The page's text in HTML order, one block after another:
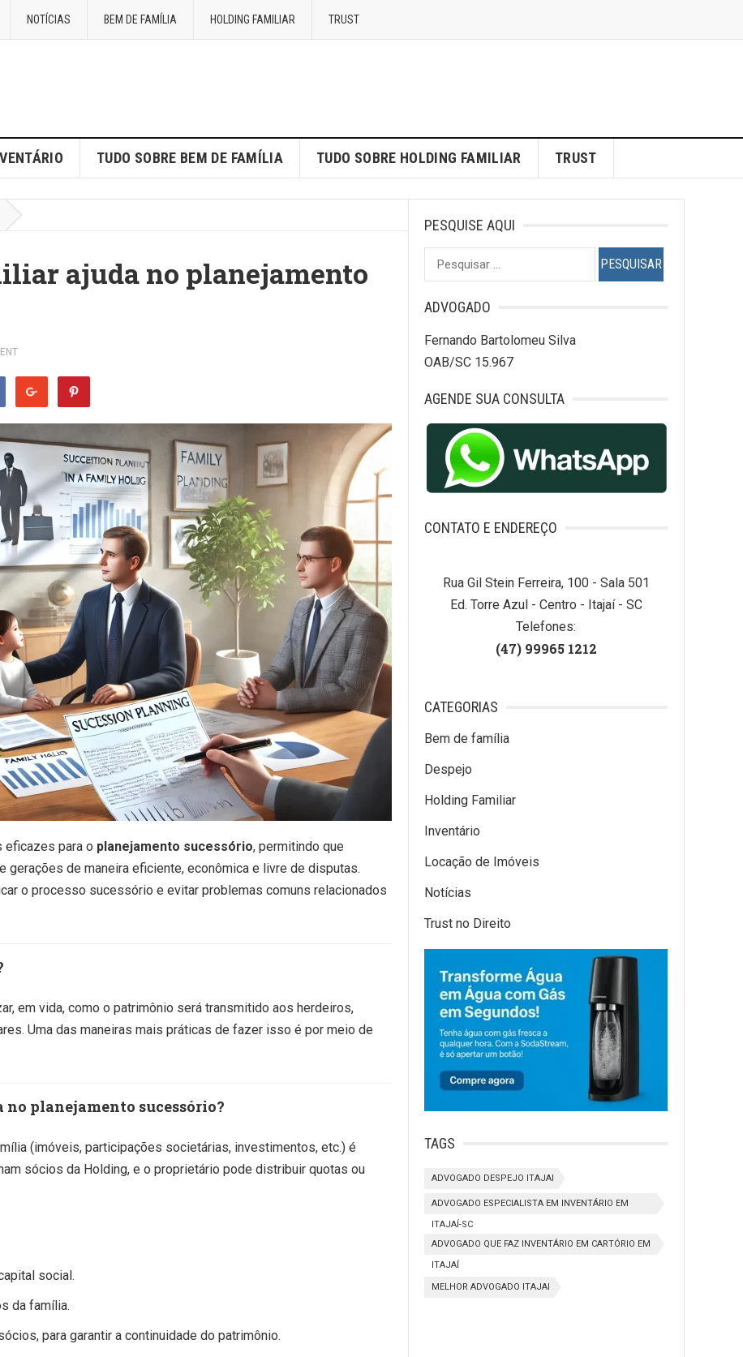
NOTÍCIAS BEM DE FAMÍLIA HOLDING FAMILIAR TRUST
TUDO SOBRE BEM DE FAMÍLIA TUDO SOBRE HOLDING FAMILIAR TRUST
ajuda no planejamento
eficazes para o planejamento sucessório, permitindo que
de maneira eficiente, econômica e livre de disputas.
o processo sucessório e evitar problemas comuns relacionados
em vida, como o patrimônio será transmitido aos herdeiros,
Uma das maneiras mais práticas de fazer isso é por meio de
planejamento sucessório?
(imóveis, participações societárias, investimentos, etc.) é
sócios da Holding, e o proprietário pode distribuir quotas ou
social.
da família.
para garantir a continuidade do patrimônio.
PESQUISE AQUI
Pesquisar
por:
ADVOGADO
Fernando Bartolomeu Silva
OAB/SC 15.967
AGENDE SUA CONSULTA
CONTATO E ENDEREÇO
Rua Gil Stein Ferreira, 100 - Sala 501
Ed. Torre Azul - Centro - Itajaí - SC
Telefones:
(47) 99965 1212
CATEGORIAS
Bem de família
Despejo
Holding Familiar
Inventário
Locação de Imóveis
Notícias
Trust no Direito
TAGS
ADVOGADO DESPEJO ITAJAI
ADVOGADO ESPECIALISTA EM INVENTÁRIO EM
ITAJAÍ-SC
ADVOGADO QUE FAZ INVENTÁRIO EM CARTÓRIO EM
ITAJAÍ
MELHOR ADVOGADO ITAJAI